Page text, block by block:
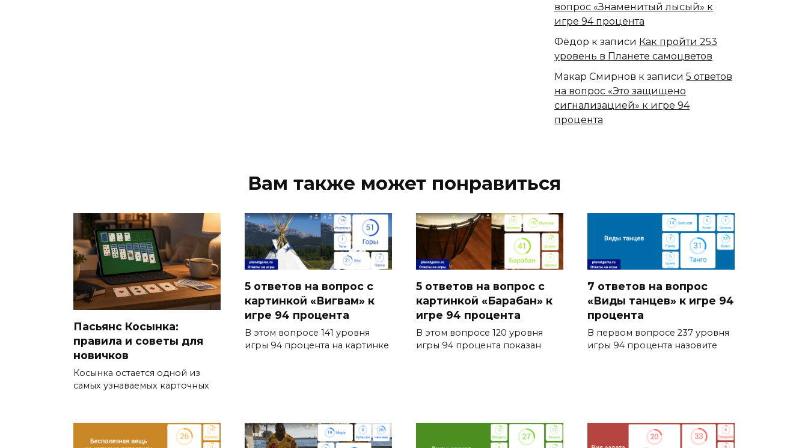
вопрос «Знаменитый лысый» к
игре 94 процента
Фёдор к записи Как пройти 253
уровень в Планете самоцветов
Макар Смирнов к записи 5 ответов
на вопрос «Это защищено
сигнализацией» к игре 94
процента
Вам также может понравиться
Пасьянс Косынка:
правила и советы для
новичков
Косынка остается одной из
самых узнаваемых карточных
5 ответов на вопрос с
картинкой «Вигвам» к
игре 94 процента
В этом вопросе 141 уровня
игры 94 процента на картинке
5 ответов на вопрос с
картинкой «Барабан» к
игре 94 процента
В этом вопросе 120 уровня
игры 94 процента показан
7 ответов на вопрос
«Виды танцев» к игре 94
процента
В первом вопросе 237 уровня
игры 94 процента назовите